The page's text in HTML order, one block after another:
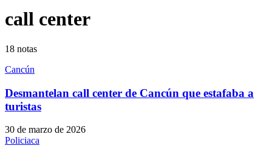
call center
18 notas
Cancún
Desmantelan call center de Cancún que estafaba a
turistas
30 de marzo de 2026
Policiaca